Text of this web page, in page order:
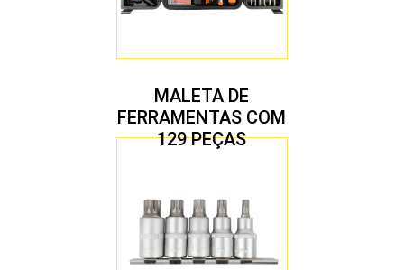
MALETA DE
FERRAMENTAS COM
129 PEÇAS